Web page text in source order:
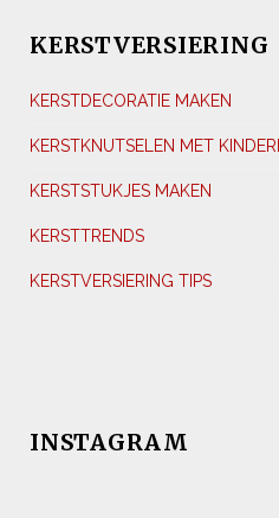
KERSTVERSIERING
KERSTDECORATIE MAKEN
KERSTKNUTSELEN MET
KERSTSTUKJES MAKEN
KERSTTRENDS
KERSTVERSIERING TIPS
INSTAGRAM